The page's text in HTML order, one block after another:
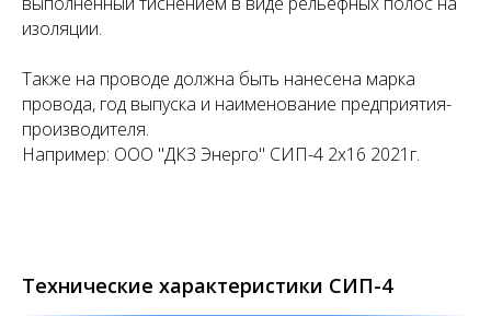
изоляции.
Также на проводе должна быть нанесена марка
провода, год выпуска и наименование предприятия-
производителя.
Например: ООО "ДКЗ Энерго" СИП-4 2х16 2021г.
Технические характеристики СИП-4